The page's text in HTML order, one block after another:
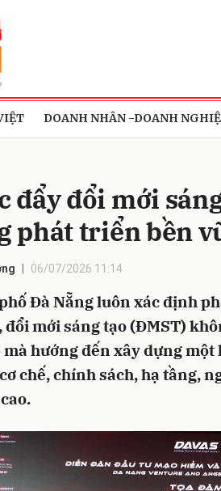
DOANH NHÂN -DOANH
đẩy đổi mới
phát triển bền
06/07/2026 11:14
Đà Nẵng luôn xác định
đổi mới sáng tạo (ĐMST)
hướng đến xây dựng
chế, chính sách, hạ tầng,